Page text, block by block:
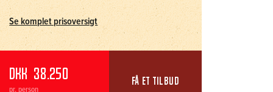
Se komplet prisoversigt
DKK 38.250
pr. person
FÅ ET TILBUD